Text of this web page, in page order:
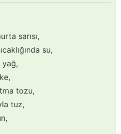
sarısı,
su,
yağ,
tozu,
tuz,